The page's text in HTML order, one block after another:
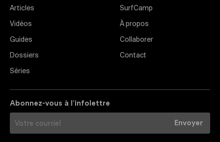
Articles
Vidéos
Guides
Dossiers
Séries
SurfCamp
À propos
Collaborer
Contact
Abonnez-vous à l’infolettre